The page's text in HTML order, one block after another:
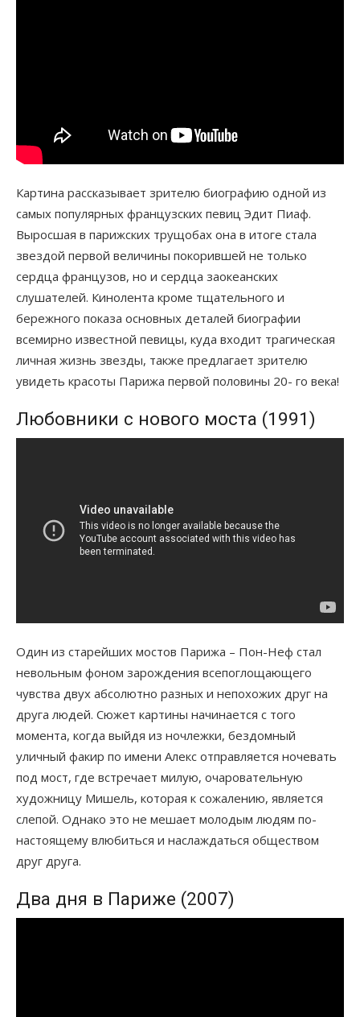
Картина рассказывает зрителю биографию одной из
самых популярных французских певиц Эдит Пиаф.
Выросшая в парижских трущобах она в итоге стала
звездой первой величины покорившей не только
сердца французов, но и сердца заокеанских
слушателей. Кинолента кроме тщательного и
бережного показа основных деталей биографии
всемирно известной певицы, куда входит трагическая
личная жизнь звезды, также предлагает зрителю
увидеть красоты Парижа первой половины 20- го века!
Любовники с нового моста (1991)
Один из старейших мостов Парижа – Пон-Неф стал
невольным фоном зарождения всепоглощающего
чувства двух абсолютно разных и непохожих друг на
друга людей. Сюжет картины начинается с того
момента, когда выйдя из ночлежки, бездомный
уличный факир по имени Алекс отправляется ночевать
под мост, где встречает милую, очаровательную
художницу Мишель, которая к сожалению, является
слепой. Однако это не мешает молодым людям по-
настоящему влюбиться и наслаждаться обществом
друг друга.
Два дня в Париже (2007)